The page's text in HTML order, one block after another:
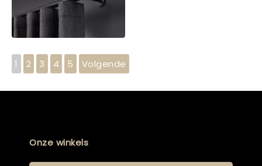
1 2 3 4 5 Volgende
Onze winkels